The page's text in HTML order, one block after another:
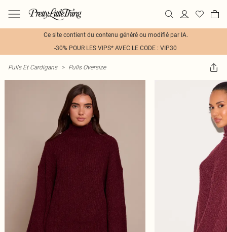
Ce site contient du contenu généré ou modifié par IA.
-30% POUR LES VIPS* AVEC LE CODE : VIP30
Pulls Et Cardigans > Pulls Oversize